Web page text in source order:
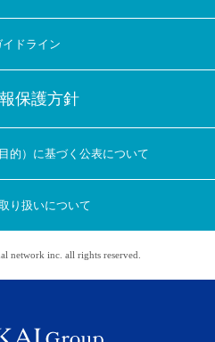
えてみませんか
ラムを配信中！
イドライン
保護方針
的）に基づく公表について
り扱いについて
network inc. all rights reserved.